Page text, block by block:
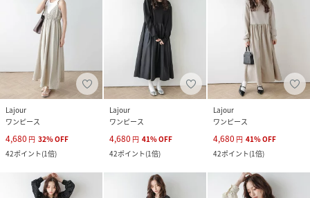
Lajour
ワンピース
4,680 円 32%OFF
42ポイント(1倍)
Lajour
ワンピース
4,680 円 41%OFF
42ポイント(1倍)
Lajour
ワンピース
4,680 円 41%OFF
42ポイント(1倍)